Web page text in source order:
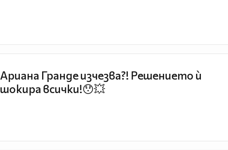
Ариана Гранде изчезва?! Решението ѝ
шокира всички!😯💥